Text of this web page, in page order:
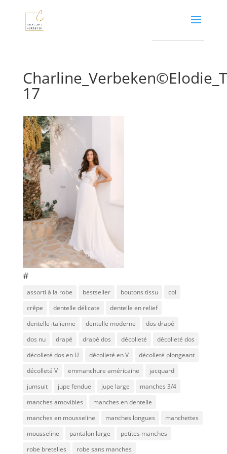
17
#
assorti à la robe bestseller boutons tissu
col
crêpe
dentelle délicate
dentelle en relief
dentelle italienne
dentelle moderne
dos drapé
dos nu
drapé drapé dos décolleté
décolleté dos
décolleté dos en U
décolleté en V
décolleté plongeant
décolleté V
emmanchure américaine
jacquard
jumsuit
jupe fendue jupe large
manches 3/4
manches amovibles
manches en dentelle
manches en mousseline
manches longues
manchettes
mousseline
pantalon large
petites manches
robe bretelles
robe sans manches